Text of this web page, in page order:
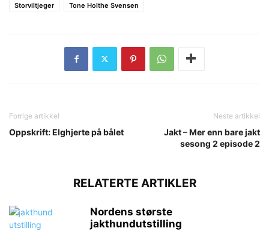
Storviltjeger
Tone Holthe Svensen
Forrige artikkel
Oppskrift: Elghjerte på bålet
Neste artikkel
Jakt – Mer enn bare jakt
sesong 2 episode 2
RELATERTE ARTIKLER
Nordens største
jakthundutstilling